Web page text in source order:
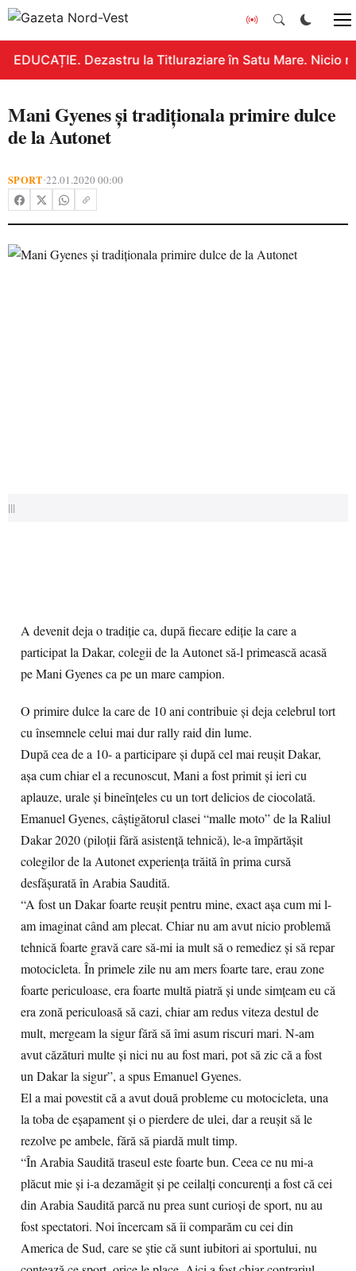
EDUCAȚIE. Dezastru la Titluraziare în Satu Mare. Nicio
Mani Gyenes și tradiționala primire dulce
de la Autonet
SPORT•22.01.2020 00:00
|||
A devenit deja o tradiție ca, după fiecare ediție la care a
participat la Dakar, colegii de la Autonet să-l primească acasă
pe Mani Gyenes ca pe un mare campion.
O primire dulce la care de 10 ani contribuie și deja celebrul tort
cu însemnele celui mai dur rally raid din lume.
După cea de a 10- a participare și după cel mai reușit Dakar,
așa cum chiar el a recunoscut, Mani a fost primit și ieri cu
aplauze, urale și bineînțeles cu un tort delicios de ciocolată.
Emanuel Gyenes, câştigătorul clasei “malle moto” de la Raliul
Dakar 2020 (piloţii fără asistenţă tehnică), le-a împărtășit
colegilor de la Autonet experiența trăită în prima cursă
desfășurată în Arabia Saudită.
“A fost un Dakar foarte reuşit pentru mine, exact aşa cum mi l-
am imaginat când am plecat. Chiar nu am avut nicio problemă
tehnică foarte gravă care să-mi ia mult să o remediez şi să repar
motocicleta. În primele zile nu am mers foarte tare, erau zone
foarte periculoase, era foarte multă piatră şi unde simţeam eu că
era zonă periculoasă să cazi, chiar am redus viteza destul de
mult, mergeam la sigur fără să îmi asum riscuri mari. N-am
avut căzături multe şi nici nu au fost mari, pot să zic că a fost
un Dakar la sigur”, a spus Emanuel Gyenes.
El a mai povestit că a avut două probleme cu motocicleta, una
la toba de eşapament şi o pierdere de ulei, dar a reuşit să le
rezolve pe ambele, fără să piardă mult timp.
“În Arabia Saudită traseul este foarte bun. Ceea ce nu mi-a
plăcut mie şi i-a dezamăgit şi pe ceilalţi concurenţi a fost că cei
din Arabia Saudită parcă nu prea sunt curioşi de sport, nu au
fost spectatori. Noi încercam să îi comparăm cu cei din
America de Sud, care se ştie că sunt iubitori ai sportului, nu